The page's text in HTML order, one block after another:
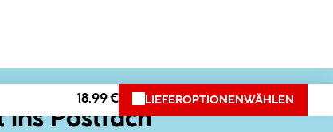
18.99 € LIEFEROPTIONEN WÄHLEN
ins Postfach